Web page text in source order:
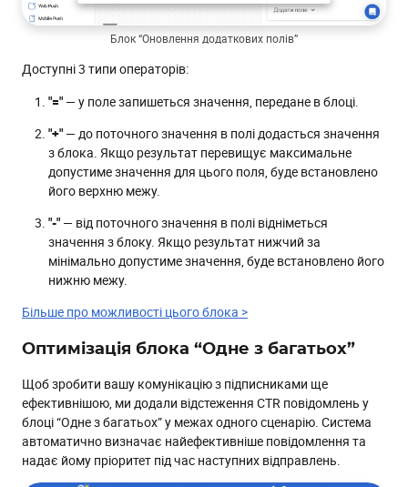
Блок “Оновлення додаткових полів”
Доступні 3 типи операторів:
"=" — у поле запишеться значення, передане в блоці.
"+" — до поточного значення в полі додасться значення
з блока. Якщо результат перевищує максимальне
допустиме значення для цього поля, буде встановлено
його верхню межу.
"-" — від поточного значення в полі відніметься
значення з блоку. Якщо результат нижчий за
мінімально допустиме значення, буде встановлено його
нижню межу.
Більше про можливості цього блока >
Оптимізація блока “Одне з багатьох”
Щоб зробити вашу комунікацію з підписниками ще
ефективнішою, ми додали відстеження CTR повідомлень у
блоці “Одне з багатьох” у межах одного сценарію. Система
автоматично визначає найефективніше повідомлення та
надає йому пріоритет під час наступних відправлень.